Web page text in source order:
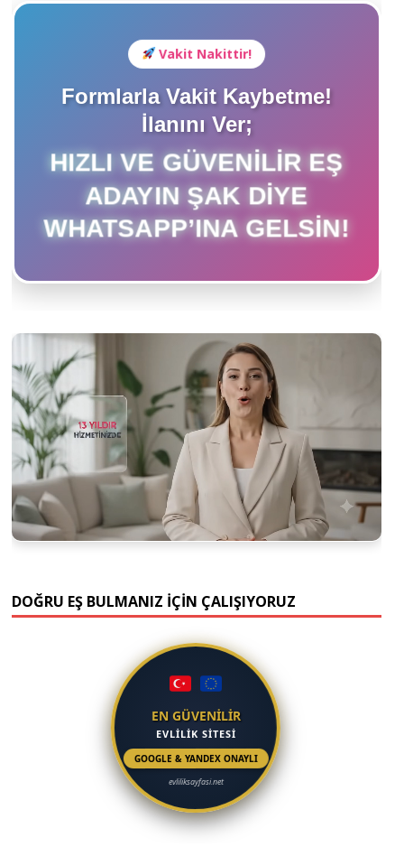
Vakit Nakittir!
Formlarla Vakit Kaybetme!
İlanını Ver;
HIZLI VE GÜVENILIR EŞ
ADAYIN ŞAK DIYE
WHATSAPP’INA GELSIN!
DOĞRU EŞ BULMANIZ İÇİN ÇALIŞIYORUZ
EN GÜVENİLİR
EVLİLİK SİTESİ
GOOGLE & YANDEX ONAYLI
evliliksayfasi.net